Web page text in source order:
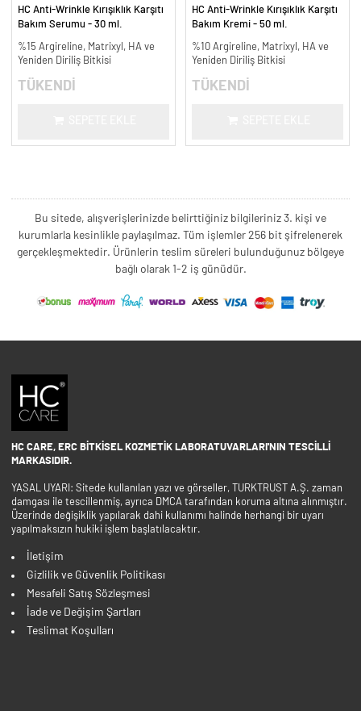
HC Anti-Wrinkle Kırışıklık Karşıtı
Bakım Serumu - 30 ml.
%15 Argireline, Matrixyl, HA ve
Yeniden Diriliş Bitkisi
TÜKENDİ
HC Anti-Wrinkle Kırışıklık Karşıtı
Bakım Kremi - 50 ml.
%10 Argireline, Matrixyl, HA ve
Yeniden Diriliş Bitkisi
TÜKENDİ
Bu sitede, alışverişlerinizde belirttiğiniz bilgileriniz 3. kişi ve
kurumlarla kesinlikle paylaşılmaz. Tüm işlemler 256 bit şifrelenerek
gerçekleşmektedir. Ürünlerin teslim süreleri bulunduğunuz bölgeye
bağlı olarak 1-2 iş günüdür.
HC CARE, ERC BITKISEL KOZMETIK LABORATUVARLARI'NIN TESCILLI
MARKASIDIR.
YASAL UYARI: Sitede kullanılan yazı ve görseller, TURKTRUST A.Ş. zaman
damgası ile tescillenmiş, ayrıca DMCA tarafından koruma altına alınmıştır.
Üzerinde değişiklik yapılarak dahi kullanımı halinde herhangi bir uyarı
yapılmaksızın hukiki işlem başlatılacaktır.
İletişim
Gizlilik ve Güvenlik Politikası
Mesafeli Satış Sözleşmesi
İade ve Değişim Şartları
Teslimat Koşulları